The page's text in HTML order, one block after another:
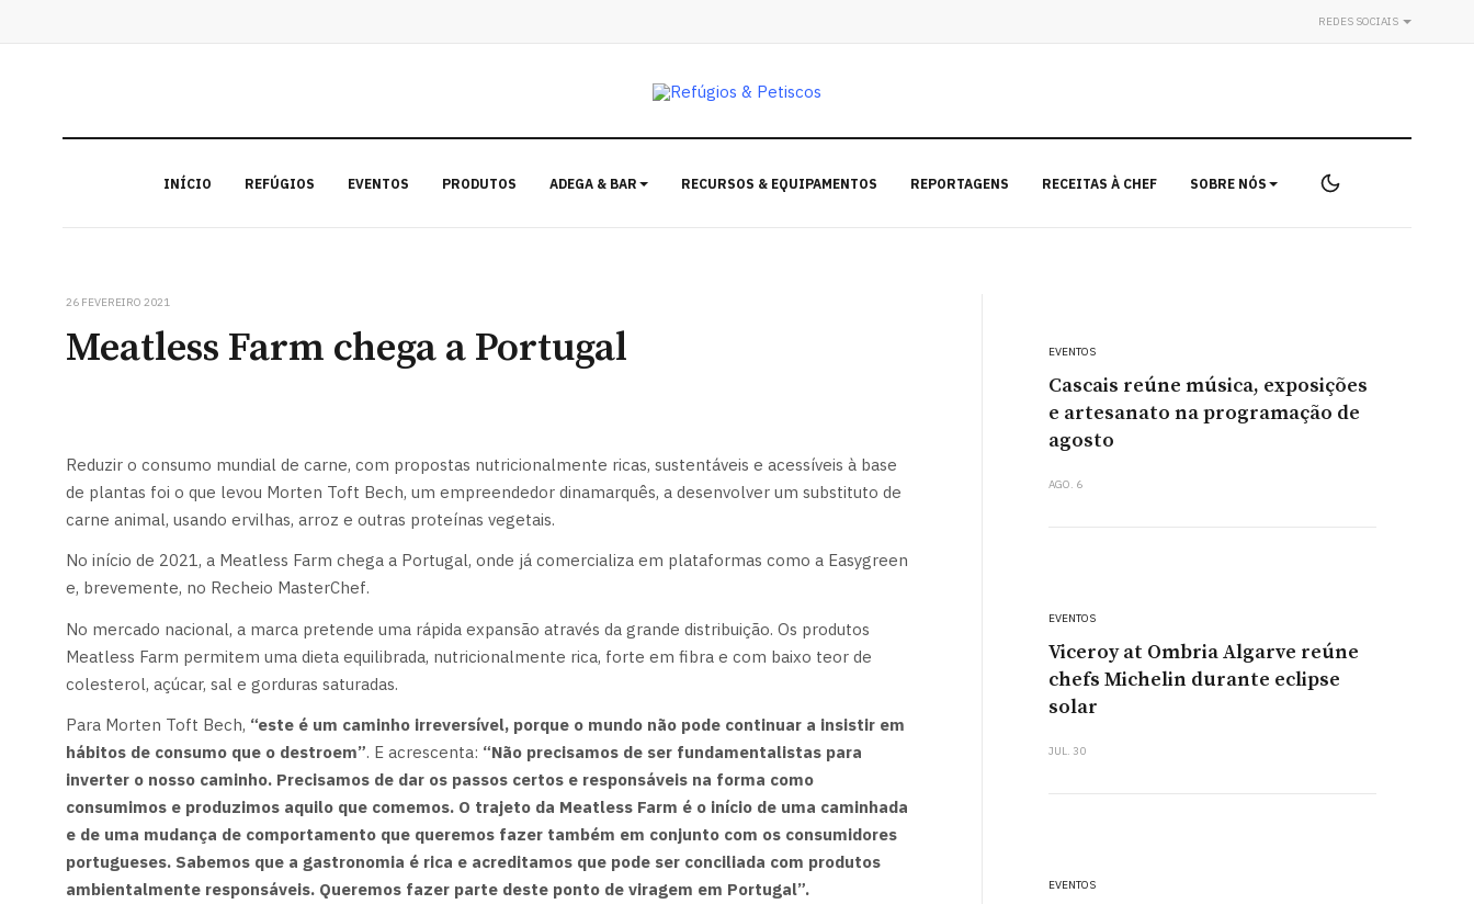
REDES SOCIAIS
INÍCIO REFÚGIOS EVENTOS PRODUTOS ADEGA & BAR RECURSOS & EQUIPAMENTOS REPORTAGENS RECEITAS À CHEF SOBRE NÓS
26 FEVEREIRO 2021
Meatless Farm chega a Portugal
Reduzir o consumo mundial de carne, com propostas nutricionalmente ricas, sustentáveis e acessíveis à base
de plantas foi o que levou Morten Toft Bech, um empreendedor dinamarquês, a desenvolver um substituto de
carne animal, usando ervilhas, arroz e outras proteínas vegetais.
No início de 2021, a Meatless Farm chega a Portugal, onde já comercializa em plataformas como a Easygreen
e, brevemente, no Recheio MasterChef.
No mercado nacional, a marca pretende uma rápida expansão através da grande distribuição. Os produtos
Meatless Farm permitem uma dieta equilibrada, nutricionalmente rica, forte em fibra e com baixo teor de
colesterol, açúcar, sal e gorduras saturadas.
Para Morten Toft Bech, “este é um caminho irreversível, porque o mundo não pode continuar a insistir em
hábitos de consumo que o destroem”. E acrescenta: “Não precisamos de ser fundamentalistas para
inverter o nosso caminho. Precisamos de dar os passos certos e responsáveis na forma como
consumimos e produzimos aquilo que comemos. O trajeto da Meatless Farm é o início de uma caminhada
e de uma mudança de comportamento que queremos fazer também em conjunto com os consumidores
portugueses. Sabemos que a gastronomia é rica e acreditamos que pode ser conciliada com produtos
ambientalmente responsáveis. Queremos fazer parte deste ponto de viragem em Portugal”.
EVENTOS
Cascais reúne música, exposições
e artesanato na programação de
agosto
AGO. 6
EVENTOS
Viceroy at Ombria Algarve reúne
chefs Michelin durante eclipse
solar
JUL. 30
EVENTOS